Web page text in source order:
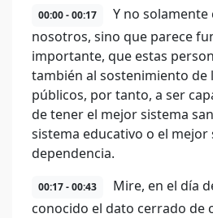
00:00 - 00:17
Y no solamente
nosotros, sino que parece
importante, que estas
también al sostenimiento de
públicos, por tanto, a ser
de tener el mejor sistema
sistema educativo o el mejor
dependencia.
00:17 - 00:43
Mire, en el día
conocido el dato cerrado de